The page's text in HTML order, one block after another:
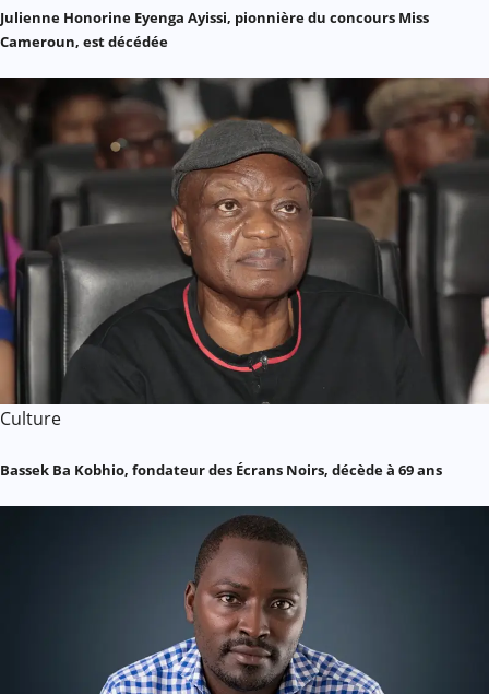
Julienne Honorine Eyenga Ayissi, pionnière du concours Miss
Cameroun, est décédée
Culture
Bassek Ba Kobhio, fondateur des Écrans Noirs, décède à 69 ans